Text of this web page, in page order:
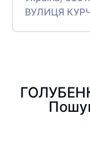
ВУЛИЦЯ